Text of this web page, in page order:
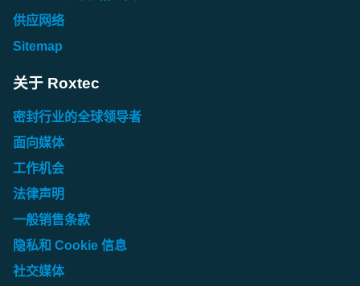
供应网络
Sitemap
关于 Roxtec
密封行业的全球领导者
面向媒体
工作机会
法律声明
一般销售条款
隐私和 Cookie 信息
社交媒体